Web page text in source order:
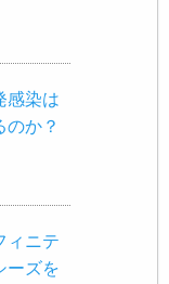
感染は
のか？
ィニテ
ーズを